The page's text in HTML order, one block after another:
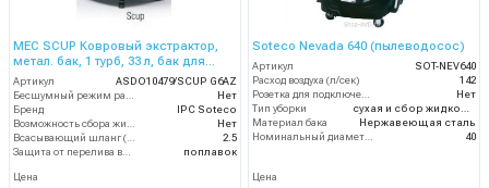
MEC SCUP Ковровый экстрактор,
метал. бак, 1 турб, 33 л, бак для
химии 11 л.
Артикул
ASDO10479/SСUP G6AZ
Бесшумный режим работы
Нет
Бренд
IPC Soteco
Возможность сбора жидкой грязи
Нет
Всасывающий шланг (м)
2.5
Защита от перелива воды
поплавок
Цена
Soteco Nevada 640 (пылеводосос)
Артикул
SOT-NEV640
Расход воздуха (л/сек)
142
Розетка для подключения инструмента
Нет
Тип уборки
сухая и сбор жидкостей
Материал бака
Нержавеющая сталь
Номинальный диаметр принадлежностей (мм)
40
Цена